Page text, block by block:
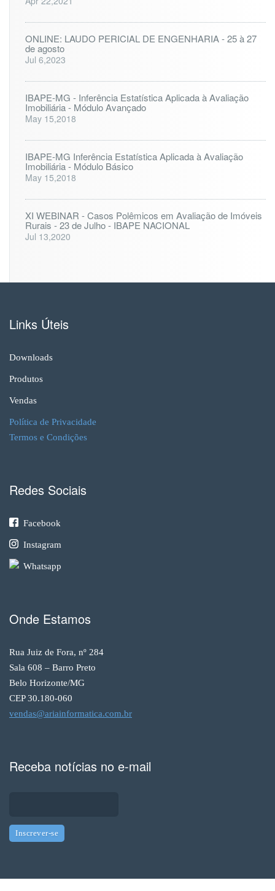
ONLINE: LAUDO PERICIAL DE ENGENHARIA - 25 à 27
de agosto
Jul 6,2023
IBAPE-MG - Inferência Estatística Aplicada à Avaliação
Imobiliária - Módulo Avançado
May 15,2018
IBAPE-MG Inferência Estatística Aplicada à Avaliação
Imobiliária - Módulo Básico
May 15,2018
XI WEBINAR - Casos Polêmicos em Avaliação de Imóveis
Rurais - 23 de Julho - IBAPE NACIONAL
Jul 13,2020
Links Úteis
Downloads
Produtos
Vendas
Política de Privacidade
Termos e Condições
Redes Sociais
Facebook
Instagram
Whatsapp
Onde Estamos
Rua Juiz de Fora, nº 284
Sala 608 – Barro Preto
Belo Horizonte/MG
CEP 30.180-060
vendas@ariainformatica.com.br
Receba notícias no e-mail